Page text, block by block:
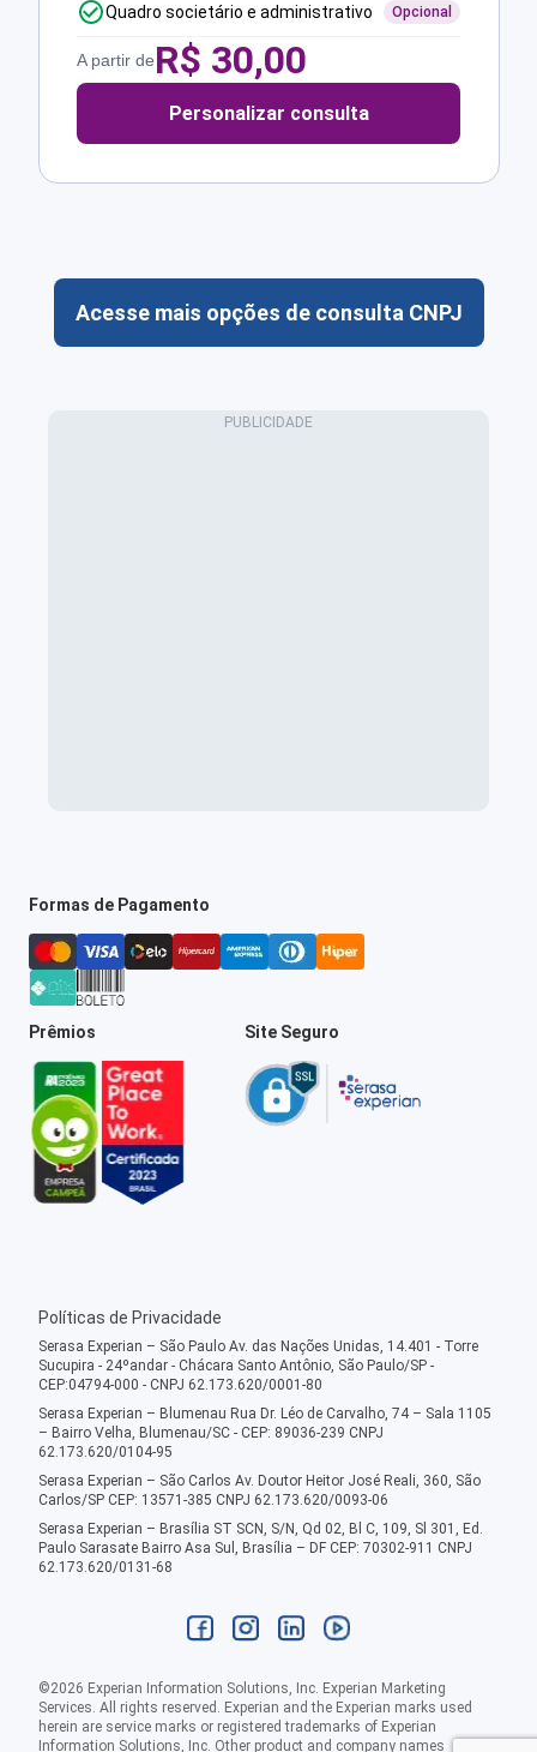
Quadro societário e administrativo Opcional
A partir deR$ 30,00
Personalizar consulta
Acesse mais opções de consulta CNPJ
Formas de Pagamento
Prêmios Site Seguro
Políticas de Privacidade
Serasa Experian – São Paulo Av. das Nações Unidas, 14.401 - Torre
Sucupira - 24ºandar - Chácara Santo Antônio, São Paulo/SP -
CEP:04794-000 - CNPJ 62.173.620/0001-80
Serasa Experian – Blumenau Rua Dr. Léo de Carvalho, 74 – Sala 1105
– Bairro Velha, Blumenau/SC - CEP: 89036-239 CNPJ
62.173.620/0104-95
Serasa Experian – São Carlos Av. Doutor Heitor José Reali, 360, São
Carlos/SP CEP: 13571-385 CNPJ 62.173.620/0093-06
Serasa Experian – Brasília ST SCN, S/N, Qd 02, Bl C, 109, Sl 301, Ed.
Paulo Sarasate Bairro Asa Sul, Brasília – DF CEP: 70302-911 CNPJ
62.173.620/0131-68
©2026 Experian Information Solutions, Inc. Experian Marketing
Services. All rights reserved. Experian and the Experian marks used
herein are service marks or registered trademarks of Experian
Information Solutions, Inc. Other product and company names